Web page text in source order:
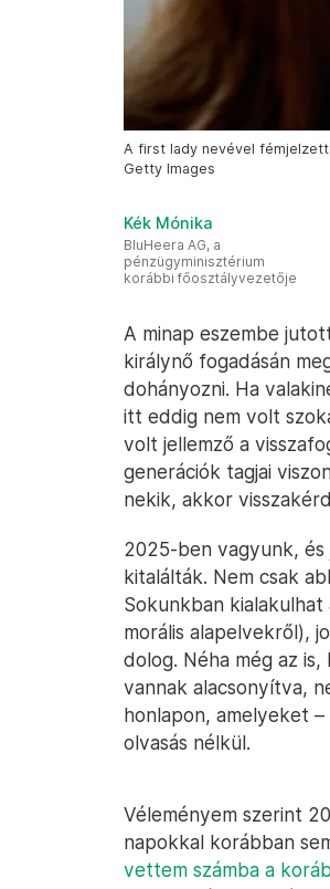
A first lady nevével
Getty Images
Kék Mónika
BluHeera AG, a
pénzügyminisztérium
korábbi főosztályvezetője
A minap eszembe
királynő fogadásán
dohányozni. Ha
itt eddig nem volt
volt jellemző a
generációk tagjai
nekik, akkor
2025-ben vagyunk,
kitalálták. Nem csak
Sokunkban
morális alapelvekről),
dolog. Néha még az
vannak alacsonyítva,
honlapon, amelyeket
olvasás nélkül.
Véleményem szerint
napokkal korábban
vettem számba a